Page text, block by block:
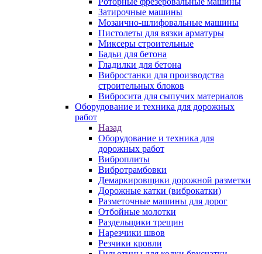
Затирочные машины
Мозаично-шлифовальные машины
Пистолеты для вязки арматуры
Миксеры строительные
Бадьи для бетона
Гладилки для бетона
Вибростанки для производства
строительных блоков
Вибросита для сыпучих материалов
Оборудование и техника для дорожных
работ
Назад
Оборудование и техника для
дорожных работ
Виброплиты
Вибротрамбовки
Демаркировщики дорожной разметки
Дорожные катки (виброкатки)
Разметочные машины для дорог
Отбойные молотки
Раздельщики трещин
Нарезчики швов
Резчики кровли